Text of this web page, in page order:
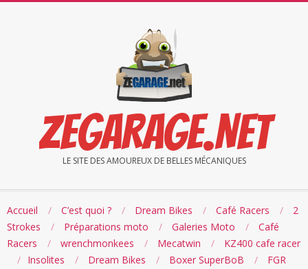
ZEGARAGE.NET
LE SITE DES AMOUREUX DE BELLES MÉCANIQUES
Accueil C’est quoi ? Dream Bikes Café Racers
2
Strokes
Préparations moto Galeries Moto
Café
Racers
wrenchmonkees Mecatwin
KZ400 cafe racer
Insolites
Dream Bikes Boxer SuperBoB
FGR